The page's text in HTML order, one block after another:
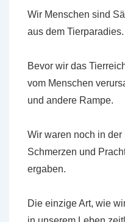
Wir Menschen sind
aus dem Tierparadies.
Bevor wir das
vom Menschen
und andere Rampe.
Wir waren noch in
Schmerzen und
ergaben.
Die einzige Art, wie